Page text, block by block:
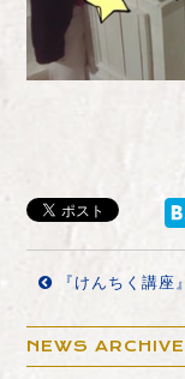
『けんちく講座』
NEWS ARCHIVE